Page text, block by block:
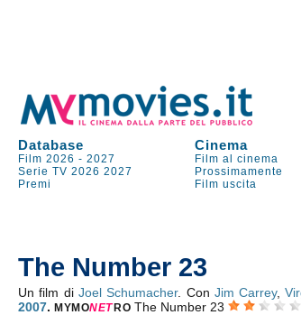
Database Cinema
Film 2026 -2027 Film al cinema
Serie TV 2026 2027 Prossimamente
Premi
Film uscita
The Number 23
Un film di Joel Schumacher. Con Jim Carrey,
2007.MYMONET RO The Number 23